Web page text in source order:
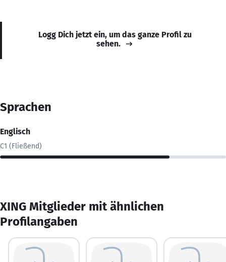
Logg Dich jetzt ein, um das ganze Profil zu
sehen.
Sprachen
Englisch
C1 (Fließend)
XING Mitglieder mit ähnlichen
Profilangaben